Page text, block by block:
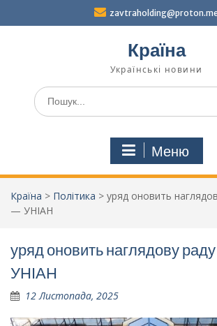
Країна
Українські новини
Шукати:
Меню
Країна > Політика > уряд оновить
— УНІАН
уряд оновить наглядову
УНІАН
12 Листопада, 2025